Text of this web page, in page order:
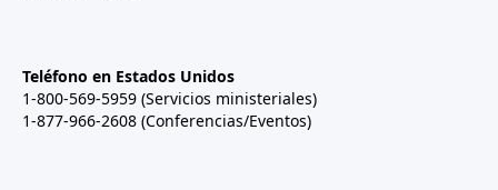
Teléfono en Estados Unidos
1-800-569-5959 (Servicios ministeriales)
1-877-966-2608 (Conferencias/Eventos)